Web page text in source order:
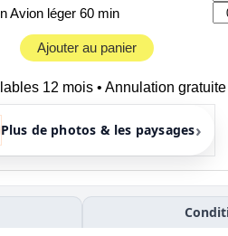
Avion léger 60 min
Ajouter au panier
12 mois • Annulation gratuite
Plus de photos & les paysages›